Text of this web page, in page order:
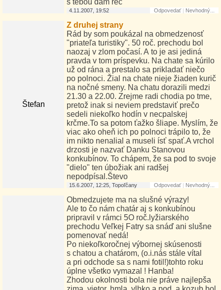
s tebou dám reč
Odpovedať | Nevhodný...
4.11.2007, 19:52
Štefan
Z druhej strany
Rád by som poukázal na obmedzenosť
"priateľa turistiky". 50 roč. prechodu bol
naozaj v zlom počasí. A to je asi jediná
pravda v tom príspevku. Na chate sa kúrilo
už od rána a prestalo sa prikladať niečo
po polnoci. Žial na chate nieje žiaden kurič
na nočné smeny. Na chatu dorazili medzi
21.30 a 22.00. Zrejme radi chodia po tme,
pretož inak si neviem predstaviť prečo
sedeli niekoľko hodín v necpalskej
krčme.To sa potom ťažko šliape. Myslím, že
viac ako oheň ich po polnoci trápilo to, že
im nikto nenalial a museli ísť spať.A vrchol
drzosti je nazvať Danku Stanovou
konkubínov. To chápem, že sa pod to svoje
"dielo" ten úbožiak ani radšej
nepodpísal.Števo
Odpovedať | Nevhodný...
15.6.2007, 12:25, Topoľčany
Obmedzujete ma na slušné výrazy!
Ale to čo nám chatár aj s konkubínou
pripravil v rámci 5O roč.lyžiarského
prechodu Veľkej Fatry sa snáď ani slušne
pomenovať nedá!
Po niekoľkoročnej výbornej skúsenosti
s chatou a chatárom, (o.i.nás stále vítal
a pri odchode sa s nami fotil!)tohto roku
úplne všetko vymazal ! Hanba!
Zhodou okolnosti bola nie práve najlepša